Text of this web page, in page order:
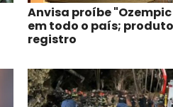
Anvisa proíbe
em todo o país;
registro